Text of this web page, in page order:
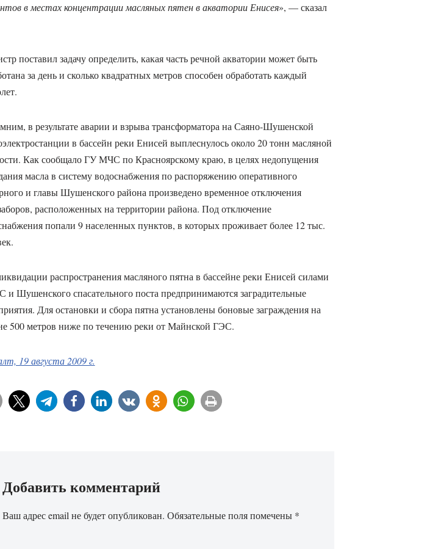
в местах концентрации масляных пятен в акватории Енисея», — сказал
поставил задачу определить, какая часть речной акватории может быть
за день и сколько квадратных метров способен обработать каждый
в результате аварии и взрыва трансформатора на Саяно-Шушенской
в бассейн реки Енисей выплеснулось около 20 тонн масляной
Как сообщало ГУ МЧС по Красноярскому краю, в целях недопущения
масла в систему водоснабжения по распоряжению оперативного
и главы Шушенского района произведено временное отключения
расположенных на территории района. Под отключение
попали 9 населенных пунктов, в которых проживает более 12 тыс.
распространения масляного пятна в бассейне реки Енисей силами
Шушенского спасательного поста предпринимаются заградительные
Для остановки и сбора пятна установлены боновые заграждения на
500 метров ниже по течению реки от Майнской ГЭС.
19 августа 2009 г.
Добавить комментарий
Ваш адрес email не будет опубликован. Обязательные поля помечены *